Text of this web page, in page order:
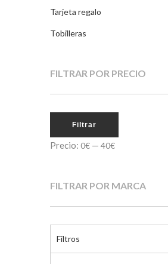
Tarjeta regalo
Tobilleras
FILTRAR POR PRECIO
Filtrar
Precio: 0€ — 40€
FILTRAR POR MARCA
Filtros